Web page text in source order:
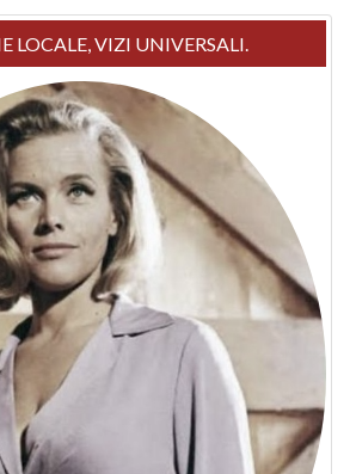
LOCALE, VIZI UNIVERSALI.